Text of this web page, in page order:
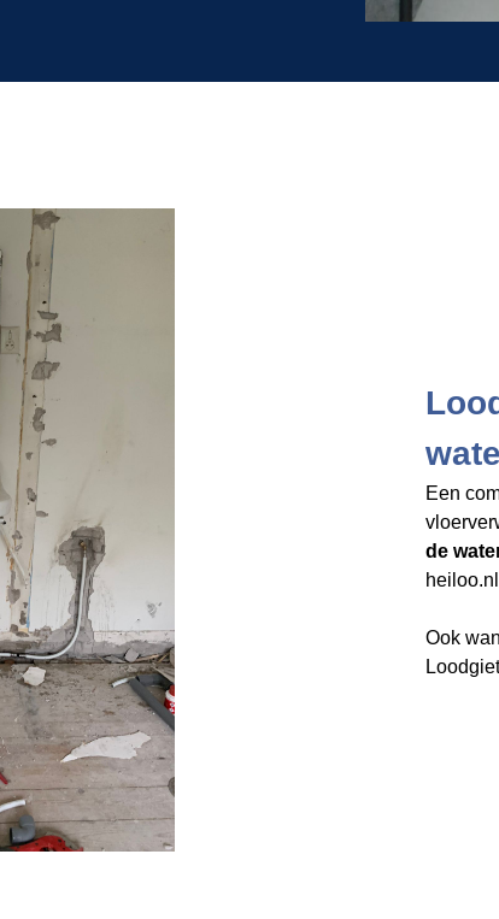
Een
de
heiloo.nl​​​​​​​
Ook